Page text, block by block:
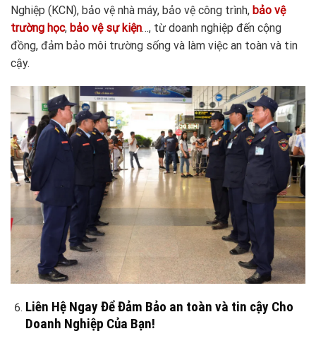
Nghiệp (KCN), bảo vệ nhà máy, bảo vệ công trình, bảo vệ
trường học, bảo vệ sự kiện…, từ doanh nghiệp đến cộng
đồng, đảm bảo môi trường sống và làm việc an toàn và tin
cậy.
Liên Hệ Ngay Để Đảm Bảo an toàn và tin cậy Cho
Doanh Nghiệp Của Bạn!